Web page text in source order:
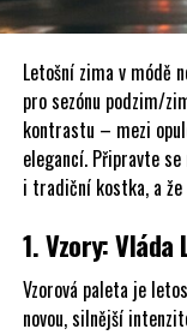
Letošní zima v módě
pro sezónu podzim/
kontrastu – mezi
elegancí. Připravte
i tradiční kostka, a že
1. Vzory:
Vzorová paleta je
novou, silnější